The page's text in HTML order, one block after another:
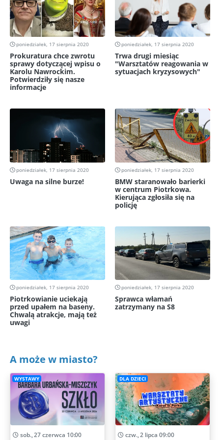
poniedziałek, 17 sierpnia 2020
Prokuratura chce zwrotu
sprawy dotyczącej wpisu o
Karolu Nawrockim.
Potwierdziły się nasze
informacje
poniedziałek, 17 sierpnia 2020
Trwa drugi miesiąc
"Warsztatów reagowania w
sytuacjach kryzysowych"
poniedziałek, 17 sierpnia 2020
Uwaga na silne burze!
poniedziałek, 17 sierpnia 2020
BMW staranowało barierki
w centrum Piotrkowa.
Kierująca zgłosiła się na
policję
poniedziałek, 17 sierpnia 2020
Piotrkowianie uciekają
przed upałem na baseny.
Chwalą atrakcje, mają też
uwagi
poniedziałek, 17 sierpnia 2020
Sprawca włamań
zatrzymany na S8
A może w miasto?
WYSTAWY
sob., 27 czerwca 10:00
DLA DZIECI
czw., 2 lipca 09:00